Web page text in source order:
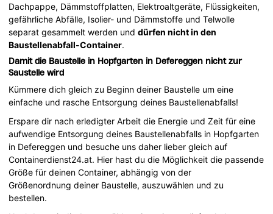
Dachpappe, Dämmstoffplatten, Elektroaltgeräte, Flüssigkeiten,
gefährliche Abfälle, Isolier- und Dämmstoffe und Telwolle
separat gesammelt werden unddürfen nicht in den
Baustellenabfall-Container.
Damit die Baustelle in Hopfgarten in Defereggen nicht zur
Saustelle wird
Kümmere dich gleich zu Beginn deiner Baustelle um eine
einfache und rasche Entsorgung deines Baustellenabfalls!
Erspare dir nach erledigter Arbeit die Energie und Zeit für eine
aufwendige Entsorgung deines Baustellenabfalls in Hopfgarten
in Defereggen und besuche uns daher lieber gleich auf
Containerdienst24.at. Hier hast du die Möglichkeit die passende
Größe für deinen Container, abhängig von der
Größenordnung deiner Baustelle, auszuwählen und zu
bestellen.